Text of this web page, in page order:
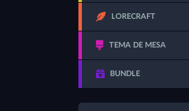
LORECRAFT
TEMA DE MESA
BUNDLE